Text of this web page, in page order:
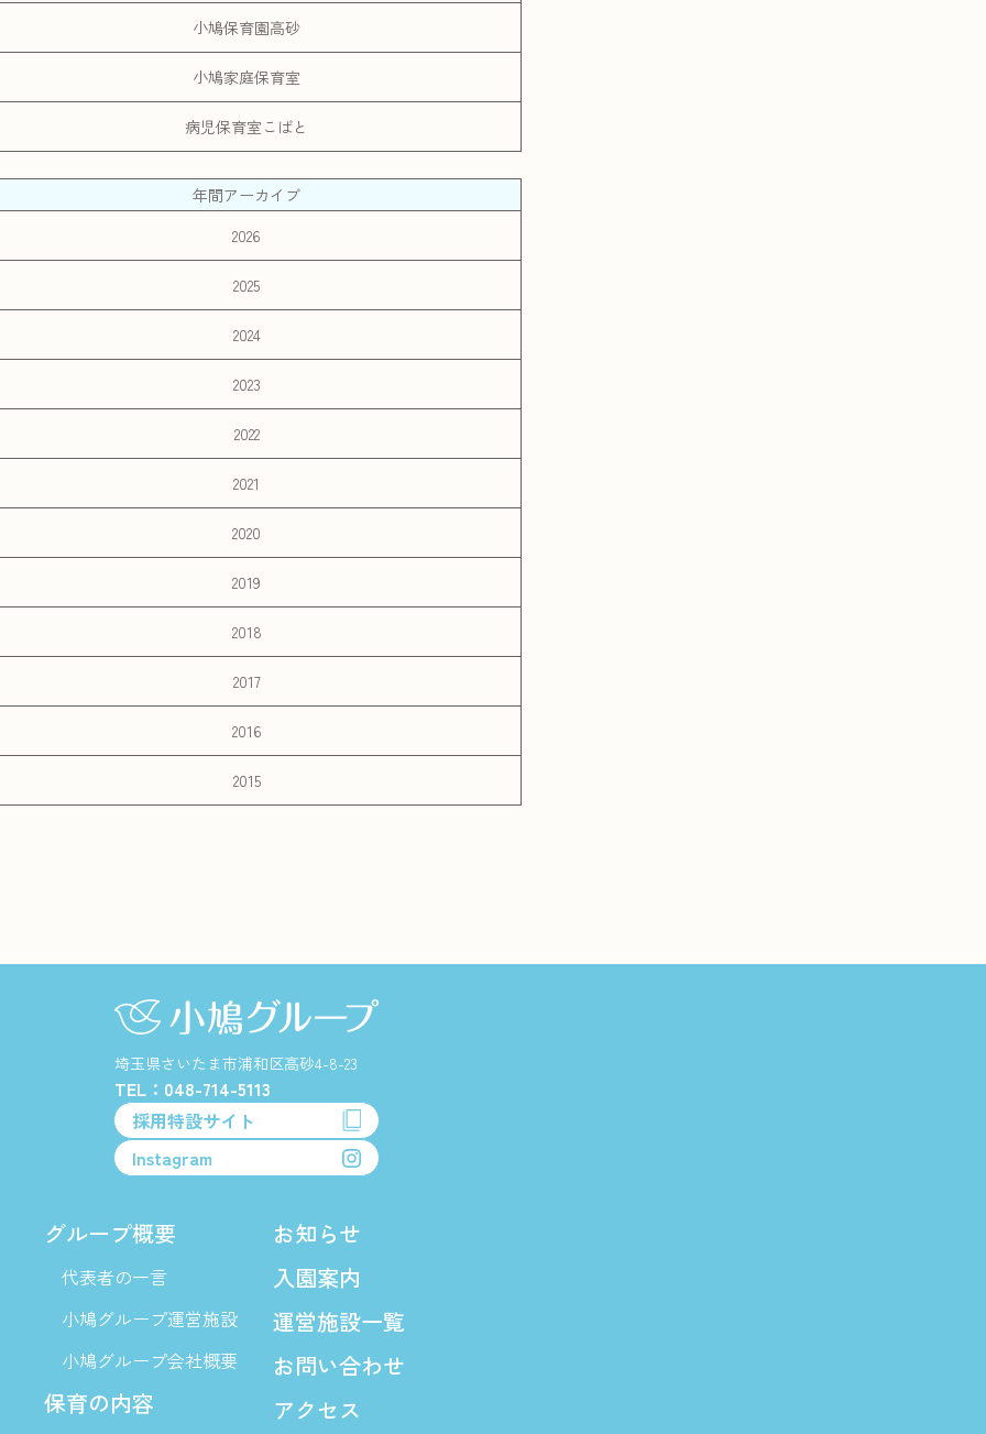
小鳩保育園高砂
小鳩家庭保育室
病児保育室こばと
年間アーカイブ
2026
2025
2024
2023
2022
2021
2020
2019
2018
2017
2016
2015
埼玉県さいたま市浦和区高砂4-8-23
TEL：048-714-5113
採用特設サイト
Instagram
グループ概要
代表者の一言
小鳩グループ運営施設
小鳩グループ会社概要
保育の内容
お知らせ
入園案内
運営施設一覧
お問い合わせ
アクセス